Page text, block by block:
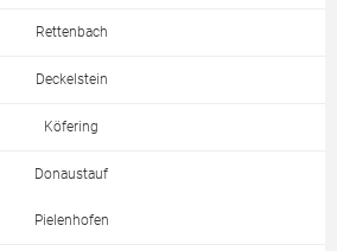
Rettenbach
Deckelstein
Köfering
Donaustauf
Pielenhofen